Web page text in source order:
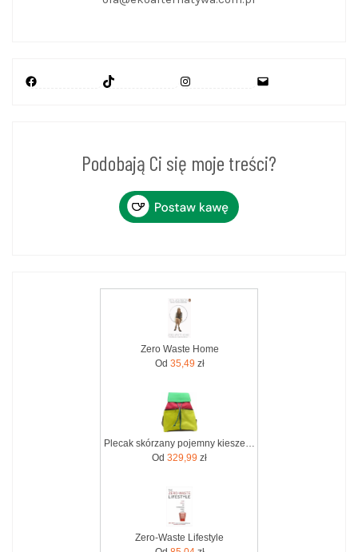
Facebook
TikTok
Instagram
Mail
Podobają Ci się moje treści?
Zero Waste Home
Od 35,49 zł
Od 329,99 zł
Zero-Waste Lifestyle